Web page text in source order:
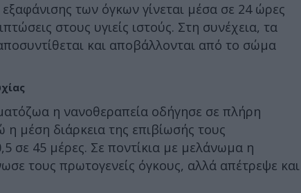
των όγκων γίνεται μέσα σε 24 ώρες
στους υγιείς ιστούς. Στη συνέχεια, τα
και αποβάλλονται από το σώμα
η νανοθεραπεία οδήγησε σε πλήρη
μέση διάρκεια της επιβίωσής τους
σε 45 μέρες. Σε ποντίκια με μελάνωμα η
τους πρωτογενείς όγκους, αλλά απέτρεψε και